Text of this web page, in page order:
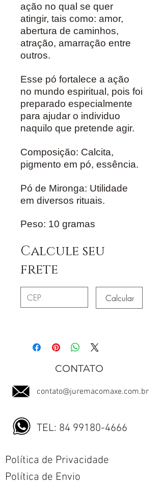
ação no qual se quer
atingir, tais como: amor,
abertura de caminhos,
atração, amarração entre
outros.
Esse pó fortalece a ação
no mundo espiritual, pois foi
preparado especialmente
para ajudar o individuo
naquilo que pretende agir.
Composição: Calcita,
pigmento em pó, essência.
Pó de Mironga: Utilidade
em diversos rituais.
Peso: 10 gramas
Calcule seu
frete
Calcular
CONTATO
contato@juremacomaxe.com.br
TEL: 84 99180-4666
Política de Privacidade
Política de Envio